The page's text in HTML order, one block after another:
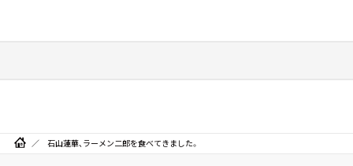
石山蓮華、ラーメン二郎を食べてきました。